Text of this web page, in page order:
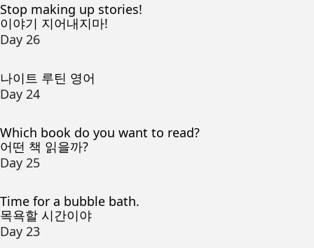
Stop making up stories!
이야기 지어내지마!
Day 26
나이트 루틴 영어
Day 24
Which book do you want to read?
어떤 책 읽을까?
Day 25
Time for a bubble bath.
목욕할 시간이야
Day 23